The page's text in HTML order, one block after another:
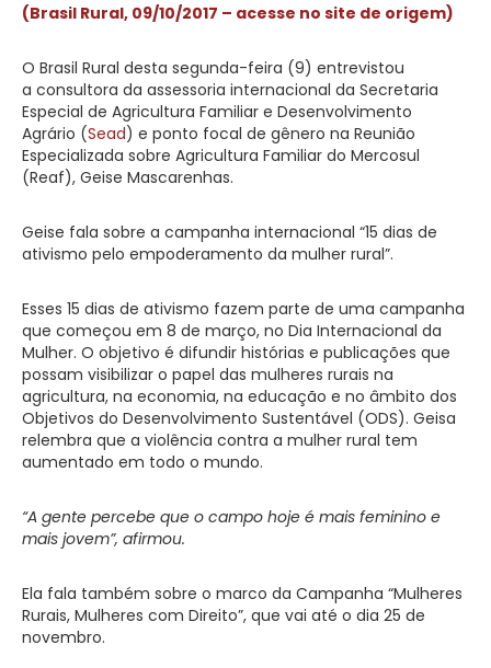
(Brasil Rural, 09/10/2017 – acesse no site de origem)
O Brasil Rural desta segunda-feira (9) entrevistou
a consultora da assessoria internacional da Secretaria
Especial de Agricultura Familiar e Desenvolvimento
Agrário (Sead) e ponto focal de gênero na Reunião
Especializada sobre Agricultura Familiar do Mercosul
(Reaf), Geise Mascarenhas.
Geise fala sobre a campanha internacional “15 dias de
ativismo pelo empoderamento da mulher rural”.
Esses 15 dias de ativismo fazem parte de uma campanha
que começou em 8 de março, no Dia Internacional da
Mulher. O objetivo é difundir histórias e publicações que
possam visibilizar o papel das mulheres rurais na
agricultura, na economia, na educação e no âmbito dos
Objetivos do Desenvolvimento Sustentável (ODS). Geisa
relembra que a violência contra a mulher rural tem
aumentado em todo o mundo.
“A gente percebe que o campo hoje é mais feminino e
mais jovem”, afirmou.
Ela fala também sobre o marco da Campanha “Mulheres
Rurais, Mulheres com Direito”, que vai até o dia 25 de
novembro.